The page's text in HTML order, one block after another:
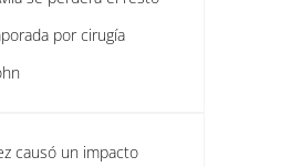
por cirugía
causó un impacto